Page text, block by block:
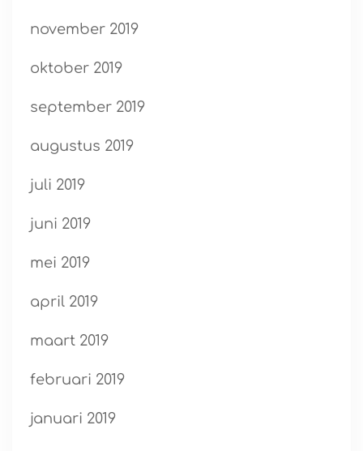
november 2019
oktober 2019
september 2019
augustus 2019
juli 2019
juni 2019
mei 2019
april 2019
maart 2019
februari 2019
januari 2019